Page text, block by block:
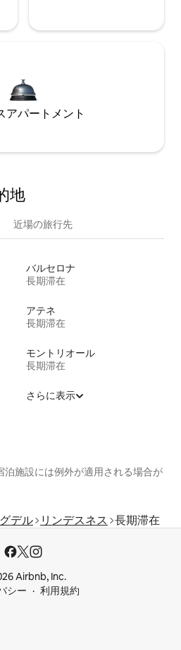
アパートメント
地
近場の旅行先
バルセロナ
長期滞在
アテネ
長期滞在
モントリオール
長期滞在
さらに表示
施設には例外が適用される場合が
デル リンデスネス 長期滞在
Airbnb, Inc.
シー
利用規約